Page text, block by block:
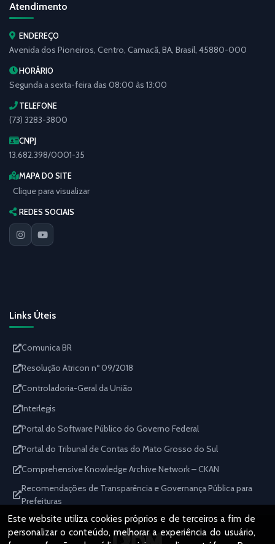
Atendimento
ENDEREÇO
Avenida dos Pioneiros, Centro, Camacã, BA, Brasil, 45880-000
HORÁRIO
Segunda a sexta-feira das 08:00 às 13:00
TELEFONE
(73) 3283-3800
CNPJ
13.682.398/0001-35
MAPA DO SITE
Clique para visualizar
REDES SOCIAIS
Links Úteis
Comunica BR
Resolução Atricon nº 09/2018
Controladoria-Geral da União
Interlegis
Portal do Software Público do Governo Federal
Portal do Tribunal de Contas do Mato Grosso do Sul
Comprehensive Knowledge Archive Network – CKAN
Recomendações de Transparência e Governança Pública para
Prefeituras
Este website utiliza cookies próprios e de terceiros a fim de
personalizar o conteúdo, melhorar a experiência do usuário,